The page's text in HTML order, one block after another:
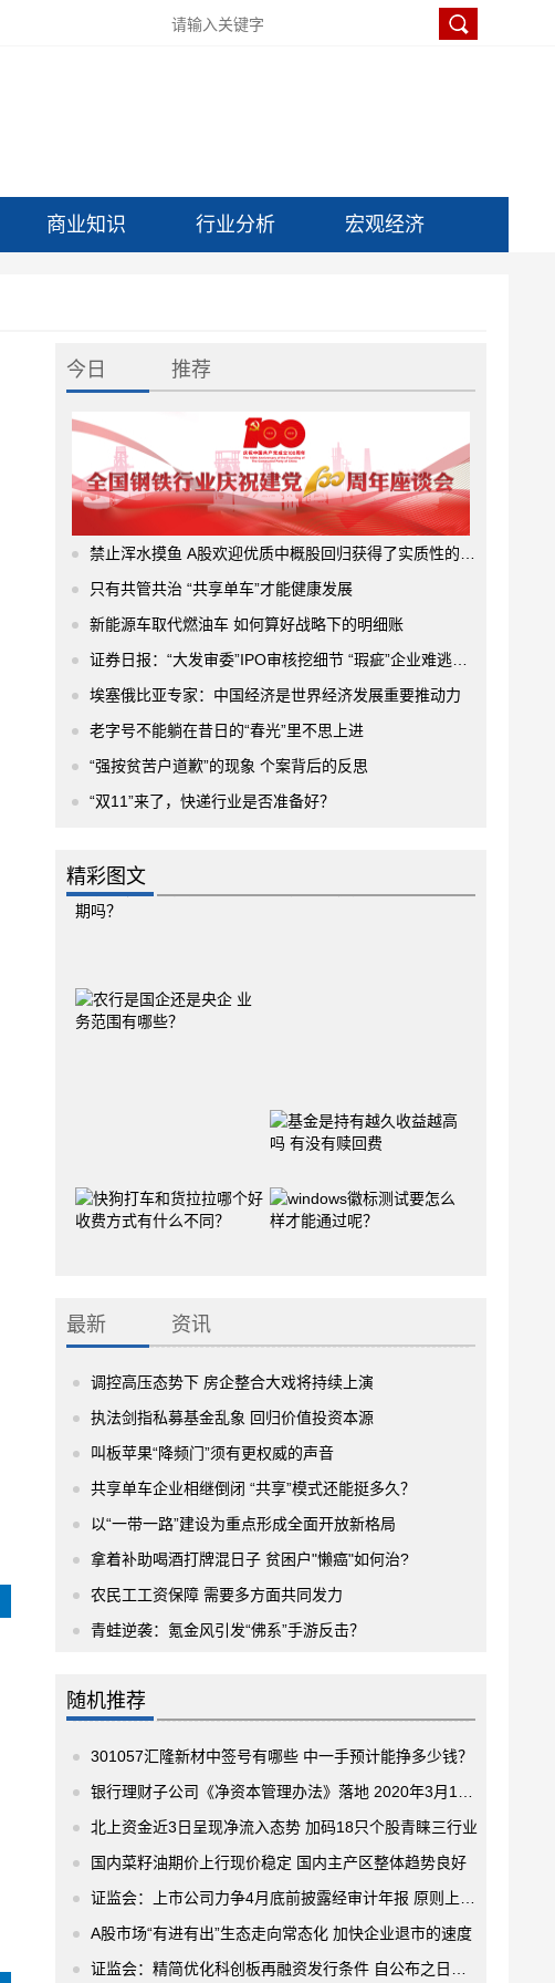
商业知识 行业分析 宏观经济
今日 推荐
禁止浑水摸鱼 A股欢迎优质中概股回归获得了实质性的进展
只有共管共治 “共享单车”才能健康发展
新能源车取代燃油车 如何算好战略下的明细账
证券日报：“大发审委”IPO审核挖细节 “瑕疵”企业难逃法眼
埃塞俄比亚专家：中国经济是世界经济发展重要推动力
老字号不能躺在昔日的“春光”里不思上进
“强按贫苦户道歉”的现象 个案背后的反思
“双11”来了，快递行业是否准备好？
精彩图文
最新 资讯
调控高压态势下 房企整合大戏将持续上演
执法剑指私募基金乱象 回归价值投资本源
叫板苹果“降频门”须有更权威的声音
共享单车企业相继倒闭 “共享”模式还能挺多久？
以“一带一路”建设为重点形成全面开放新格局
拿着补助喝酒打牌混日子 贫困户"懒癌"如何治?
农民工工资保障 需要多方面共同发力
青蛙逆袭：氪金风引发“佛系”手游反击？
随机推荐
301057汇隆新材中签号有哪些 中一手预计能挣多少钱？
银行理财子公司《净资本管理办法》落地 2020年3月1日起施行
北上资金近3日呈现净流入态势 加码18只个股青睐三行业
国内菜籽油期价上行现价稳定 国内主产区整体趋势良好
证监会：上市公司力争4月底前披露经审计年报 原则上不晚于6月30日
A股市场“有进有出”生态走向常态化 加快企业退市的速度
证监会：精简优化科创板再融资发行条件 自公布之日起施行